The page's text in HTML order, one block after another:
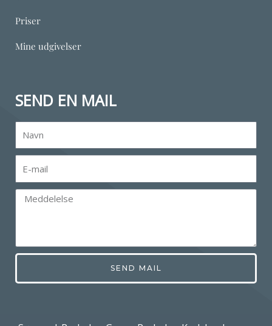
Priser
Mine udgivelser
SEND EN MAIL
SEND MAIL